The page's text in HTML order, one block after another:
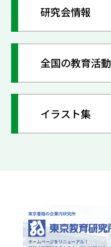
研究会情報
全国の教育活動
イラスト集